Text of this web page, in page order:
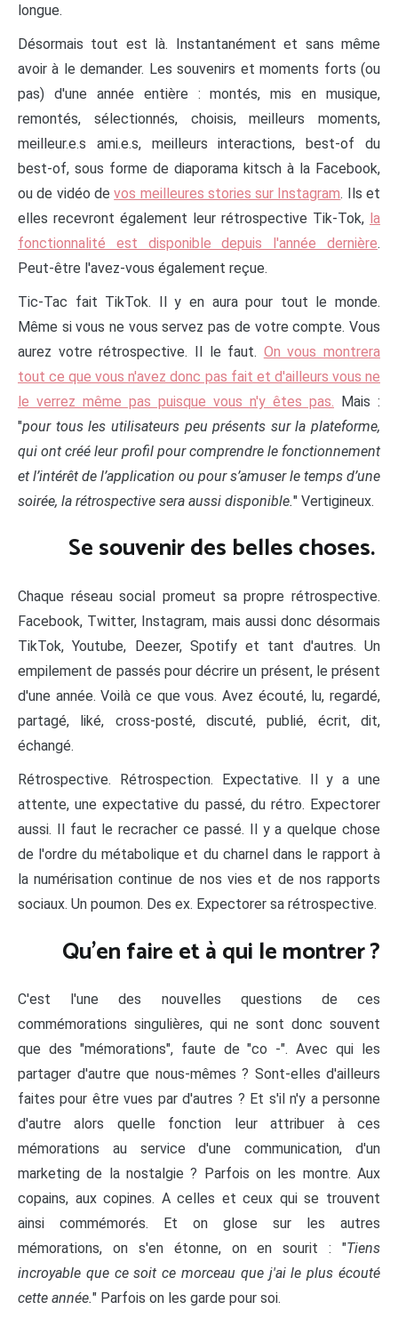
longue.
Désormais tout est là. Instantanément et sans même
avoir à le demander. Les souvenirs et moments forts (ou
pas) d'une année entière : montés, mis en musique,
remontés, sélectionnés, choisis, meilleurs moments,
meilleur.e.s ami.e.s, meilleurs interactions, best-of du
best-of, sous forme de diaporama kitsch à la Facebook,
ou de vidéo devos meilleures stories sur Instagram. Ils et
elles recevront également leur rétrospective Tik-Tok, la
fonctionnalité est disponible depuis l'année dernière.
Peut-être l'avez-vous également reçue.
Tic-Tac fait TikTok. Il y en aura pour tout le monde.
Même si vous ne vous servez pas de votre compte. Vous
aurez votre rétrospective. Il le faut. On vous montrera
tout ce que vous n'avez donc pas fait et d'ailleurs vous ne
le verrez même pas puisque vous n'y êtes pas.
Mais :
"pour tous les utilisateurs peu présents sur la plateforme,
qui ont créé leur profil pour comprendre le fonctionnement
et l’intérêt de l’application ou pour s’amuser le temps d’une
soirée, la rétrospective sera aussi disponible." Vertigineux.
Se souvenir des belles choses.
Chaque réseau social promeut sa propre rétrospective.
Facebook, Twitter, Instagram, mais aussi donc désormais
TikTok, Youtube, Deezer, Spotify et tant d'autres. Un
empilement de passés pour décrire un présent, le présent
d'une année. Voilà ce que vous. Avez écouté, lu, regardé,
partagé, liké, cross-posté, discuté, publié, écrit, dit,
échangé.
Rétrospective. Rétrospection. Expectative. Il y a une
attente, une expectative du passé, du rétro. Expectorer
aussi. Il faut le recracher ce passé. Il y a quelque chose
de l'ordre du métabolique et du charnel dans le rapport à
la numérisation continue de nos vies et de nos rapports
sociaux. Un poumon. Des ex. Expectorer sa rétrospective.
Qu'en faire et à qui le montrer ?
C'est l'une des nouvelles questions de ces
commémorations singulières, qui ne sont donc souvent
que des "mémorations", faute de "co -". Avec qui les
partager d'autre que nous-mêmes ? Sont-elles d'ailleurs
faites pour être vues par d'autres ? Et s'il n'y a personne
d'autre alors quelle fonction leur attribuer à ces
mémorations au service d'une communication, d'un
marketing de la nostalgie ? Parfois on les montre. Aux
copains, aux copines. A celles et ceux qui se trouvent
ainsi commémorés. Et on glose sur les autres
mémorations, on s'en étonne, on en sourit : "Tiens
incroyable que ce soit ce morceau que j'ai le plus écouté
cette année." Parfois on les garde pour soi.